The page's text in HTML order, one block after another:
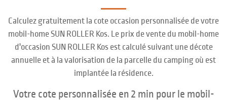
Calculez gratuitement la cote occasion personnalisée de votre
mobil-home SUN ROLLER Kos. Le prix de vente du mobil-home
d'occasion SUN ROLLER Kos est calculé suivant une décote
annuelle et à la valorisation de la parcelle du camping où est
implantée la résidence.
Votre cote personnalisée en 2 min pour le mobil-